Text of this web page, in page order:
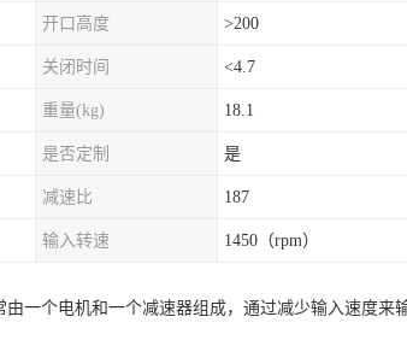
开口高度 >200
关闭时间 <4.7
重量(kg) 18.1
是否定制 是
减速比 187
输入转速 1450（rpm）
一个电机和一个减速器组成，通过减少输入速度来